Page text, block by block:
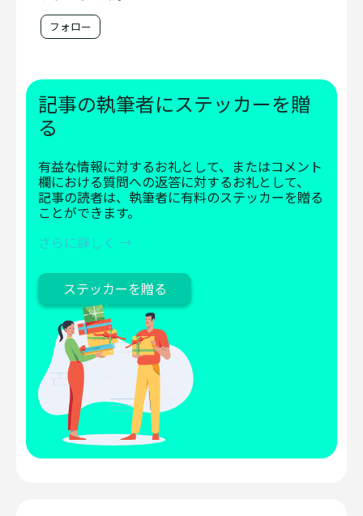
フォロー
記事の執筆者にステッカーを贈
る
有益な情報に対するお礼として、またはコメント
欄における質問への返答に対するお礼として、
記事の読者は、執筆者に有料のステッカーを贈る
ことができます。
さらに詳しく →
ステッカーを贈る